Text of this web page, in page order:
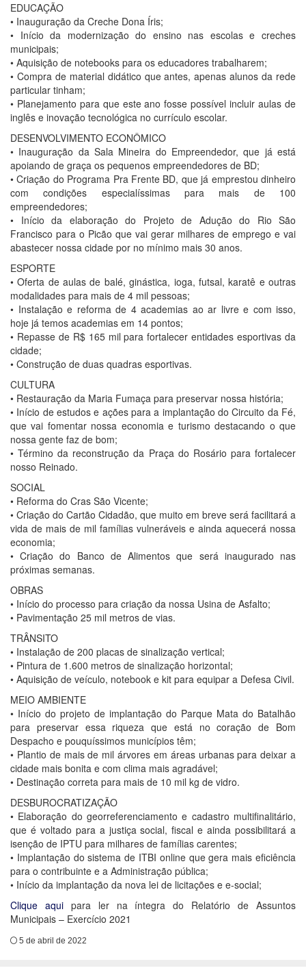
EDUCAÇÃO
• Inauguração da Creche Dona Íris;
• Início da modernização do ensino nas escolas e creches
municipais;
• Aquisição de notebooks para os educadores trabalharem;
• Compra de material didático que antes, apenas alunos da rede
particular tinham;
• Planejamento para que este ano fosse possível incluir aulas de
inglês e inovação tecnológica no currículo escolar.
DESENVOLVIMENTO ECONÔMICO
• Inauguração da Sala Mineira do Empreendedor, que já está
apoiando de graça os pequenos empreendedores de BD;
• Criação do Programa Pra Frente BD, que já emprestou dinheiro
com condições especialíssimas para mais de 100
empreendedores;
• Início da elaboração do Projeto de Adução do Rio São
Francisco para o Picão que vai gerar milhares de emprego e vai
abastecer nossa cidade por no mínimo mais 30 anos.
ESPORTE
• Oferta de aulas de balé, ginástica, ioga, futsal, karatê e outras
modalidades para mais de 4 mil pessoas;
• Instalação e reforma de 4 academias ao ar livre e com isso,
hoje já temos academias em 14 pontos;
• Repasse de R$ 165 mil para fortalecer entidades esportivas da
cidade;
• Construção de duas quadras esportivas.
CULTURA
• Restauração da Maria Fumaça para preservar nossa história;
• Início de estudos e ações para a implantação do Circuito da Fé,
que vai fomentar nossa economia e turismo destacando o que
nossa gente faz de bom;
• Término da reconstrução da Praça do Rosário para fortalecer
nosso Reinado.
SOCIAL
• Reforma do Cras São Vicente;
• Criação do Cartão Cidadão, que muito em breve será facilitará a
vida de mais de mil famílias vulneráveis e ainda aquecerá nossa
economia;
• Criação do Banco de Alimentos que será inaugurado nas
próximas semanas.
OBRAS
• Início do processo para criação da nossa Usina de Asfalto;
• Pavimentação 25 mil metros de vias.
TRÂNSITO
• Instalação de 200 placas de sinalização vertical;
• Pintura de 1.600 metros de sinalização horizontal;
• Aquisição de veículo, notebook e kit para equipar a Defesa Civil.
MEIO AMBIENTE
• Início do projeto de implantação do Parque Mata do Batalhão
para preservar essa riqueza que está no coração de Bom
Despacho e pouquíssimos municípios têm;
• Plantio de mais de mil árvores em áreas urbanas para deixar a
cidade mais bonita e com clima mais agradável;
• Destinação correta para mais de 10 mil kg de vidro.
DESBUROCRATIZAÇÃO
• Elaboração do georreferenciamento e cadastro multifinalitário,
que é voltado para a justiça social, fiscal e ainda possibilitará a
isenção de IPTU para milhares de famílias carentes;
• Implantação do sistema de ITBI online que gera mais eficiência
para o contribuinte e a Administração pública;
• Início da implantação da nova lei de licitações e e-social;
Clique aquipara ler na íntegra do Relatório de Assuntos
Municipais – Exercício 2021
5 de abril de 2022